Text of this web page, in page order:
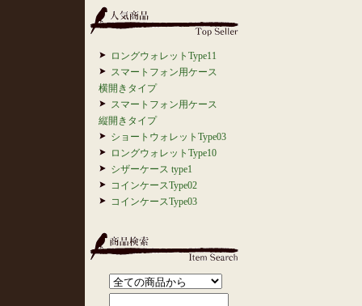
ロングウォレットType11
スマートフォン用ケース
横開きタイプ
スマートフォン用ケース
縦開きタイプ
ショートウォレットType03
ロングウォレットType10
シザーケース type1
コインケースType02
コインケースType03